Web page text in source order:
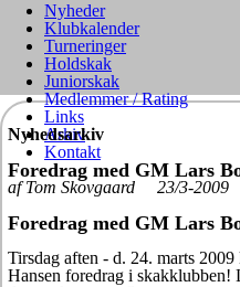
Nyheder
Klubkalender
Turneringer
Holdskak
Juniorskak
Medlemmer / Rating
Links
Arkiv
Kontakt
Nyhedsarkiv
Foredrag med GM Lars
af Tom Skovgaard 23/3-2009
Foredrag med GM Lars
Tirsdag aften - d. 24. marts
Hansen foredrag i skakklubben!